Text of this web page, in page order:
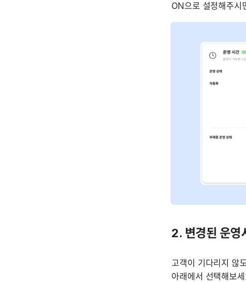
ON으로 설정해주시
2. 변경된 운영
고객이 기다리지 않
아래에서 선택해보